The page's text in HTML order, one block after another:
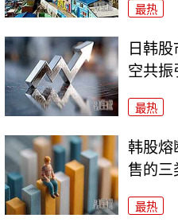
最热
日韩
空共振
最热
韩股熔
售的三
最热